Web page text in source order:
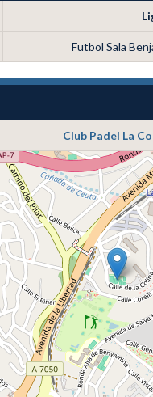
Futbol Sala
Club Padel La